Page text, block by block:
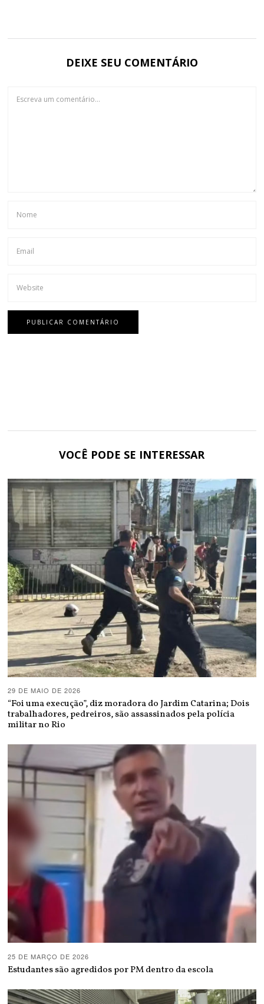
DEIXE SEU COMENTÁRIO
VOCÊ PODE SE INTERESSAR
29 DE MAIO DE 2026
“Foi uma execução”, diz moradora do Jardim Catarina; Dois
trabalhadores, pedreiros, são assassinados pela polícia
militar no Rio
25 DE MARÇO DE 2026
Estudantes são agredidos por PM dentro da escola